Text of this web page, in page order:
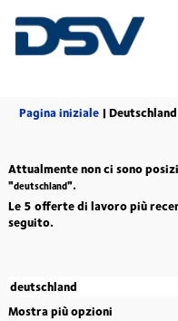
Pagina iniziale |
Attualmente non ci sono
"deutschland".
Le 5 offerte di lavoro più
seguito.
Mostra più opzioni